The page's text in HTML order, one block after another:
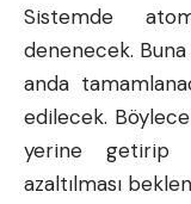
Sistemde
denenecek.
anda
edilecek.
yerine getirip
azaltılması